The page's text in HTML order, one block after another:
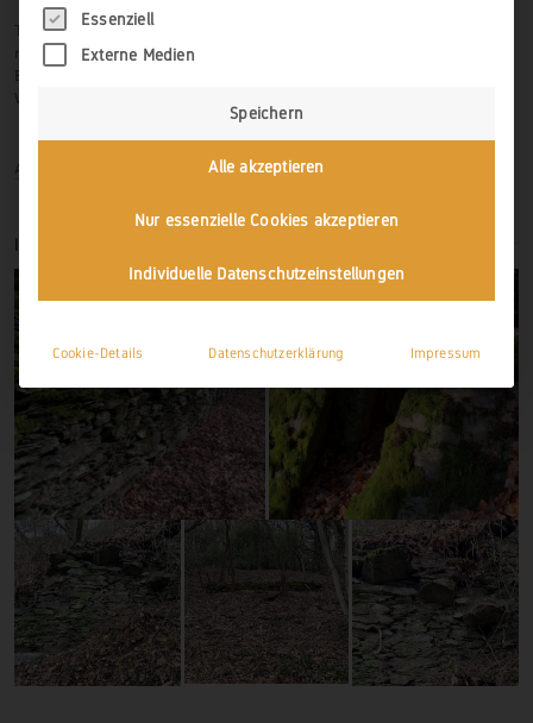
Tel.: 06439-326 523
mobil: 0171-3445599
Email: info@weinbau-an-der-lahn.de
Web:
Anmelden
Es folgt eine Liste der Service-Gruppen, für
Essenziell
Externe Medien
Speichern
Alle akzeptieren
Nur essenzielle Cookies akzeptieren
Individuelle Datenschutzeinstellungen
Cookie-Details Datenschutzerklärung Impressum